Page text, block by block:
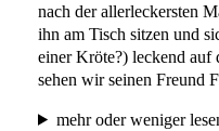
nach der allerleckersten
ihn am Tisch sitzen und
einer Kröte?) leckend auf
sehen wir seinen Freund
mehr oder weniger